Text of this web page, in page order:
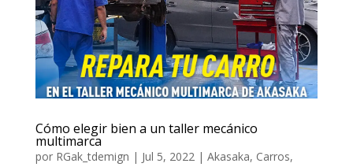
Cómo elegir bien a un taller mecánico
multimarca
por RGak_tdemign | Jul 5, 2022 | Akasaka, Carros,